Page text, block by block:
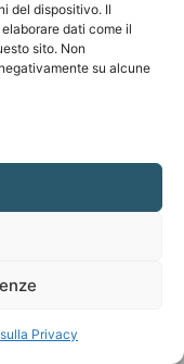
del dispositivo. Il
dati come il
sito. Non
su alcune
Privacy